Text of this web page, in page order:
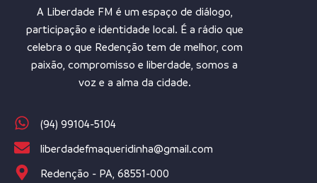
A Liberdade FM é um espaço de diálogo,
participação e identidade local. É a rádio que
celebra o que Redenção tem de melhor, com
paixão, compromisso e liberdade, somos a
voz e a alma da cidade.
(94) 99104-5104
liberdadefmaqueridinha@gmail.com
Redenção - PA, 68551-000